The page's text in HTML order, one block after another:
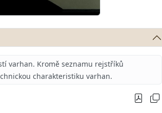
varhan. Kromě seznamu rejstříků
charakteristiku varhan.